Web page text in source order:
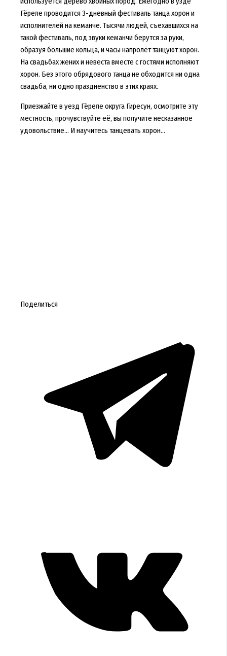
Гёреле проводится 3-дневный фестиваль танца хорон и
исполнителей на кеманче. Тысячи людей, съехавшихся на
такой фестиваль, под звуки кеманчи берутся за руки,
образуя большие кольца, и часы напролёт танцуют хорон.
На свадьбах жених и невеста вместе с гостями исполняют
хорон. Без этого обрядового танца не обходится ни одна
свадьба, ни одно праздненство в этих краях.
Приезжайте в уезд Гёреле округа Гиресун, осмотрите эту
местность, прочувствуйте её, вы получите несказанное
удовольствие... И научитесь танцевать хорон...
Поделиться